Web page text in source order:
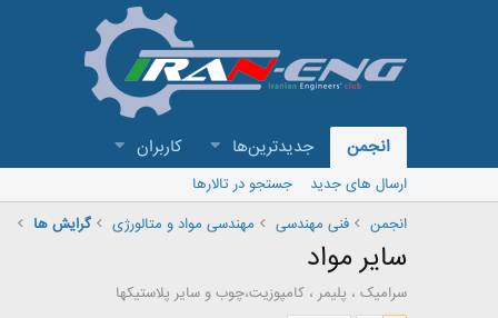
انجمن جدیدترین‌ها کاربران
ارسال های جدید
جستجو در تالارها
انجمن
فنی مهندسی مهندسی مواد و متالورژی گرایش ها
سایر مواد
سرامیک ، پلیمر ، کامپوزیت،چوب و سایر پلاستیکها